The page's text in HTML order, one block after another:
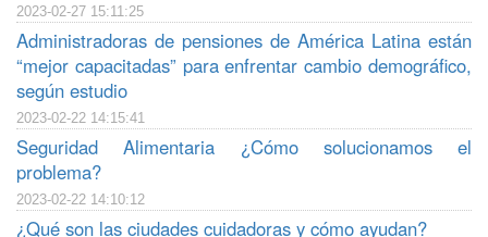
2023-02-27 15:11:25
Administradoras de pensiones de América Latina están
“mejor capacitadas” para enfrentar cambio demográfico,
según estudio
2023-02-22 14:15:41
Seguridad Alimentaria ¿Cómo solucionamos el
problema?
2023-02-22 14:10:12
¿Qué son las ciudades cuidadoras y cómo ayudan?